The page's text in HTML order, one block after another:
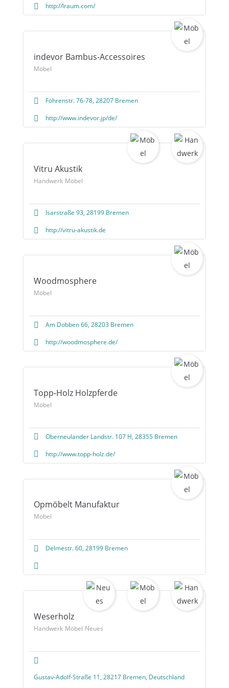
http://lraum.com/
indevor Bambus-Accessoires
Möbel
Föhrenstr. 76-78, 28207 Bremen
http://www.indevor.jp/de/
Vitru Akustik
Handwerk Möbel
Isarstraße 93, 28199 Bremen
http://vitru-akustik.de
Woodmosphere
Möbel
Am Dobben 66, 28203 Bremen
http://woodmosphere.de/
Topp-Holz Holzpferde
Möbel
Oberneulander Landstr. 107 H, 28355 Bremen
http://www.topp-holz.de/
Opmöbelt Manufaktur
Möbel
Delmestr. 60, 28199 Bremen
Weserholz
Handwerk Möbel Neues
Gustav-Adolf-Straße 11, 28217 Bremen, Deutschland